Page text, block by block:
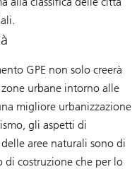
GPE non solo creerà
urbane intorno alle
migliore urbanizzazione
gli aspetti di
aree naturali sono di
di costruzione che per lo